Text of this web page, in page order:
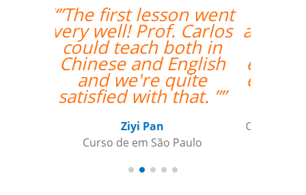
“”A minha primeira
aula foi ótima, foi além
das minhas
expectativas. Ele é um
excelente professor.””
Curso de Alemão em Ribeirao Preto